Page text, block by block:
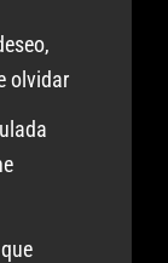
olvidar